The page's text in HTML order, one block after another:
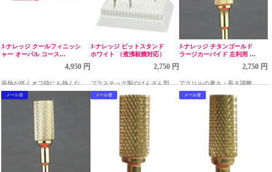
J-ナレッジ クールフィニッシ
ャー オーバル コース
4,950 円
発熱が低くオフ時にも熱くなり
にくいビット
J-ナレッジ ビットスタンド
ホワイト （煮沸殺菌対応）
2,750 円
プラスチック製のけんざん型ビ
ット用スタンド
J-ナレッジ チタンゴールド
ラージカーバイド 左利用 ミ
2,750 円
アクリルの暑さ・長さ調整、ジ
ェルネイルのオフ、表面ならし
メール便 メール便 メール便